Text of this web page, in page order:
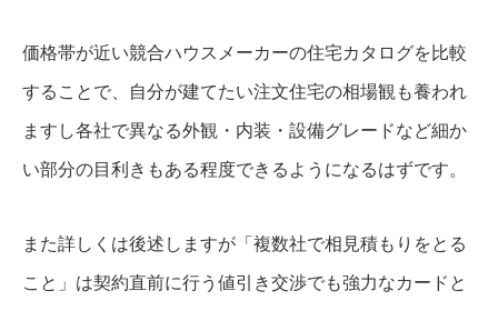
価格帯が近い競合ハウスメーカーの住宅カタログを比較
することで、自分が建てたい注文住宅の相場観も養われ
ますし各社で異なる外観・内装・設備グレードなど細か
い部分の目利きもある程度できるようになるはずです。
また詳しくは後述しますが「複数社で相見積もりをとる
こと」は契約直前に行う値引き交渉でも強力なカードと